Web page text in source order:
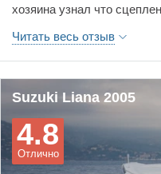
хозяина узнал что
езды. Сейчас на машине
Заменил амортизаторы ,
внутреннию гранату и
за те деньги что трачу на
Читать весь отзыв
Suzuki Liana 2005
Отлично
4.8